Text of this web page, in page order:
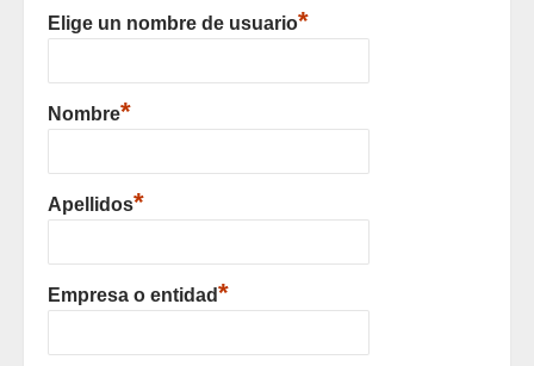
Elige un nombre de usuario*
Nombre*
Apellidos*
Empresa o entidad*